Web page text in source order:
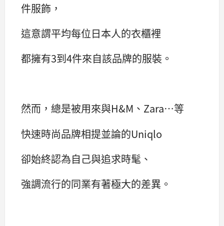
件服飾，
這意謂平均每位日本人的衣櫃裡
都擁有3到4件來自該品牌的服裝。
然而，總是被用來與H&M、Zara…等
快速時尚品牌相提並論的Uniqlo
卻始終認為自己與追求時髦、
強調流行的同業有著極大的差異。